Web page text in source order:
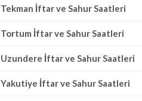
Tekman İftar ve Sahur Saatleri
Tortum İftar ve Sahur Saatleri
Uzundere İftar ve Sahur Saatleri
Yakutiye İftar ve Sahur Saatleri